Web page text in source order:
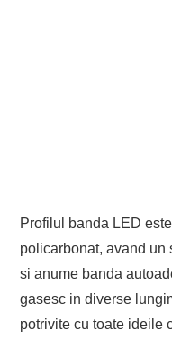
Profilul banda LED
policarbonat, avand un
si anume banda
gasesc in diverse
potrivite cu toate ideile